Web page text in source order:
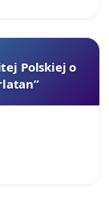
Polskiej o